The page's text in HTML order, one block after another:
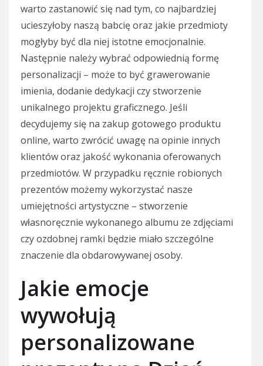
warto zastanowić się nad tym, co najbardziej
ucieszyłoby naszą babcię oraz jakie przedmioty
mogłyby być dla niej istotne emocjonalnie.
Następnie należy wybrać odpowiednią formę
personalizacji – może to być grawerowanie
imienia, dodanie dedykacji czy stworzenie
unikalnego projektu graficznego. Jeśli
decydujemy się na zakup gotowego produktu
online, warto zwrócić uwagę na opinie innych
klientów oraz jakość wykonania oferowanych
przedmiotów. W przypadku ręcznie robionych
prezentów możemy wykorzystać nasze
umiejętności artystyczne – stworzenie
własnoręcznie wykonanego albumu ze zdjęciami
czy ozdobnej ramki będzie miało szczególne
znaczenie dla obdarowywanej osoby.
Jakie emocje
wywołują
personalizowane